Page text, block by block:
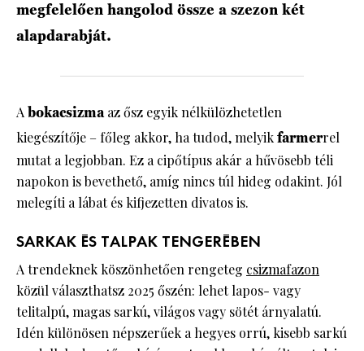
megfelelően hangolod össze a szezon két
alapdarabját.
Abokacsizmaaz ősz egyik nélkülözhetetlen
kiegészítője – főleg akkor, ha tudod, melyikfarmerrel
mutat a legjobban. Ez a cipőtípus akár a hűvösebb téli
napokon is bevethető, amíg nincs túl hideg odakint. Jól
melegíti a lábat és kifjezetten divatos is.
SARKAK ÉS TALPAK TENGERÉBEN
A trendeknek köszönhetően rengeteg csizmafazon
közül választhatsz 2025 őszén: lehet lapos- vagy
telitalpú, magas sarkú, világos vagy sötét árnyalatú.
Idén különösen népszerűek a hegyes orrú, kisebb sarkú